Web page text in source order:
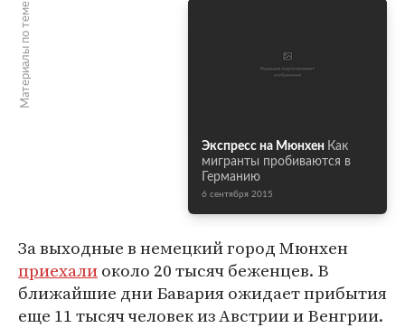
Материалы по теме
Экспресс на Мюнхен Как
мигранты пробиваются в
Германию
6 сентября 2015
За выходные в немецкий город Мюнхен
приехалиоколо 20 тысяч беженцев. В
ближайшие дни Бавария ожидает прибытия
еще 11 тысяч человек из Австрии и Венгрии.